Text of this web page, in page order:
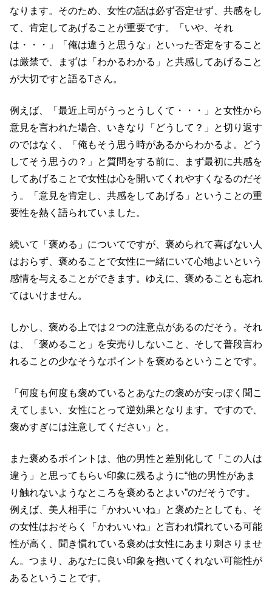
なります。そのため、女性の話は必ず否定せず、共感をし
て、肯定してあげることが重要です。「いや、それ
は・・・」「俺は違うと思うな」といった否定をすること
は厳禁で、まずは「わかるわかる」と共感してあげること
が大切ですと語るTさん。
例えば、「最近上司がうっとうしくて・・・」と女性から
意見を言われた場合、いきなり「どうして？」と切り返す
のではなく、「俺もそう思う時があるからわかるよ。どう
してそう思うの？」と質問をする前に、まず最初に共感を
してあげることで女性は心を開いてくれやすくなるのだそ
う。「意見を肯定し、共感をしてあげる」ということの重
要性を熱く語られていました。
続いて「褒める」についてですが、褒められて喜ばない人
はおらず、褒めることで女性に一緒にいて心地よいという
感情を与えることができます。ゆえに、褒めることも忘れ
てはいけません。
しかし、褒める上では２つの注意点があるのだそう。それ
は、「褒めること」を安売りしないこと、そして普段言わ
れることの少なそうなポイントを褒めるということです。
「何度も何度も褒めているとあなたの褒めが安っぽく聞こ
えてしまい、女性にとって逆効果となります。ですので、
褒めすぎには注意してください」と。
また褒めるポイントは、他の男性と差別化して「この人は
違う」と思ってもらい印象に残るように“他の男性があま
り触れないようなところを褒めるとよい”のだそうです。
例えば、美人相手に「かわいいね」と褒めたとしても、そ
の女性はおそらく「かわいいね」と言われ慣れている可能
性が高く、聞き慣れている褒めは女性にあまり刺さりませ
ん。つまり、あなたに良い印象を抱いてくれない可能性が
あるということです。